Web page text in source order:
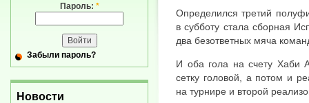
Определился третий
в субботу стала сборная
два безответных мяча
И оба гола на счету Хаби
сетку головой, а потом и
на турнире и второй
Пароль: *
Забыли пароль?
Новости